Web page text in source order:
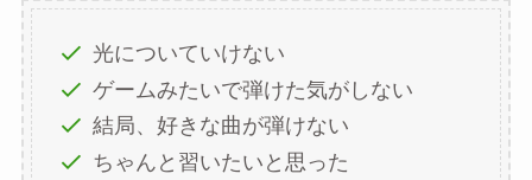
光についていけない
ゲームみたいで弾けた気がしない
結局、好きな曲が弾けない
ちゃんと習いたいと思った